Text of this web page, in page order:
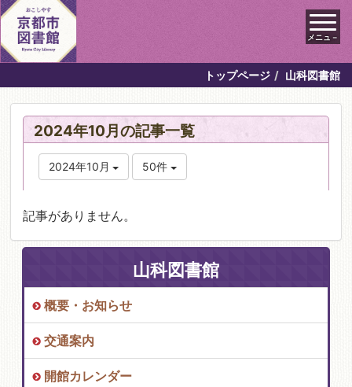
メニュ－
トップページ 山科図書館
2024年10月の記事一覧
2024年10月 50件
記事がありません。
山科図書館
概要・お知らせ
交通案内
開館カレンダー